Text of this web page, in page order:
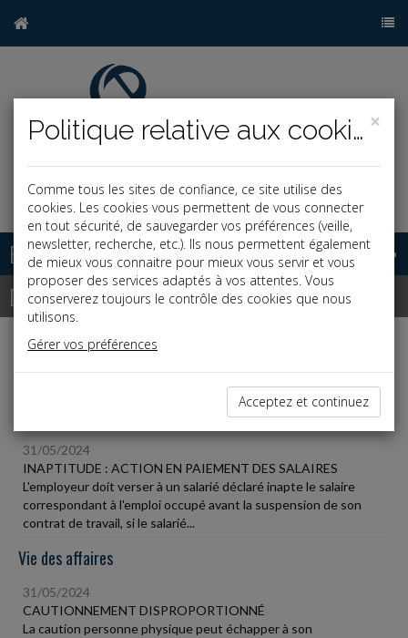
Base documentaire
Dépêches
Liste des dernières dépêches
31/05/2024
INAPTITUDE : ACTION EN PAIEMENT DES SALAIRES
L'employeur doit verser à un salarié déclaré inapte le salaire
correspondant à l'emploi occupé avant la suspension de son
contrat de travail, si le salarié...
Vie des affaires
31/05/2024
CAUTIONNEMENT DISPROPORTIONNÉ
La caution personne physique peut échapper à son
×
Politique relative aux cookies
Comme tous les sites de confiance, ce site utilise des
cookies. Les cookies vous permettent de vous connecter
en tout sécurité, de sauvegarder vos préférences (veille,
newsletter, recherche, etc.). Ils nous permettent également
de mieux vous connaitre pour mieux vous servir et vous
proposer des services adaptés à vos attentes. Vous
conserverez toujours le contrôle des cookies que nous
utilisons.
Gérer vos préférences
Acceptez et continuez